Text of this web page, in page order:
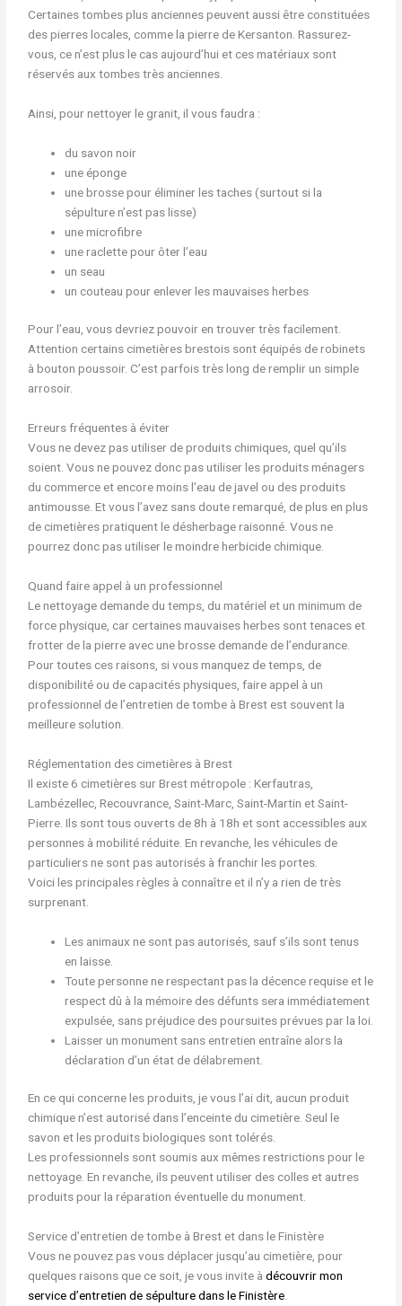
Certaines tombes plus anciennes peuvent aussi être constituées
des pierres locales, comme la pierre de Kersanton. Rassurez-
vous, ce n’est plus le cas aujourd’hui et ces matériaux sont
réservés aux tombes très anciennes.
Ainsi, pour nettoyer le granit, il vous faudra :
du savon noir
une éponge
une brosse pour éliminer les taches (surtout si la
sépulture n’est pas lisse)
une microfibre
une raclette pour ôter l’eau
un seau
un couteau pour enlever les mauvaises herbes
Pour l’eau, vous devriez pouvoir en trouver très facilement.
Attention certains cimetières brestois sont équipés de robinets
à bouton poussoir. C’est parfois très long de remplir un simple
arrosoir.
Erreurs fréquentes à éviter
Vous ne devez pas utiliser de produits chimiques, quel qu’ils
soient. Vous ne pouvez donc pas utiliser les produits ménagers
du commerce et encore moins l’eau de javel ou des produits
antimousse. Et vous l’avez sans doute remarqué, de plus en plus
de cimetières pratiquent le désherbage raisonné. Vous ne
pourrez donc pas utiliser le moindre herbicide chimique.
Quand faire appel à un professionnel
Le nettoyage demande du temps, du matériel et un minimum de
force physique, car certaines mauvaises herbes sont tenaces et
frotter de la pierre avec une brosse demande de l’endurance.
Pour toutes ces raisons, si vous manquez de temps, de
disponibilité ou de capacités physiques, faire appel à un
professionnel de l’entretien de tombe à Brest est souvent la
meilleure solution.
Réglementation des cimetières à Brest
Il existe 6 cimetières sur Brest métropole : Kerfautras,
Lambézellec, Recouvrance, Saint-Marc, Saint-Martin et Saint-
Pierre. Ils sont tous ouverts de 8h à 18h et sont accessibles aux
personnes à mobilité réduite. En revanche, les véhicules de
particuliers ne sont pas autorisés à franchir les portes.
Voici les principales règles à connaître et il n’y a rien de très
surprenant.
Les animaux ne sont pas autorisés, sauf s’ils sont tenus
en laisse.
Toute personne ne respectant pas la décence requise et le
respect dû à la mémoire des défunts sera immédiatement
expulsée, sans préjudice des poursuites prévues par la loi.
Laisser un monument sans entretien entraîne alors la
déclaration d’un état de délabrement.
En ce qui concerne les produits, je vous l’ai dit, aucun produit
chimique n’est autorisé dans l’enceinte du cimetière. Seul le
savon et les produits biologiques sont tolérés.
Les professionnels sont soumis aux mêmes restrictions pour le
nettoyage. En revanche, ils peuvent utiliser des colles et autres
produits pour la réparation éventuelle du monument.
Service d’entretien de tombe à Brest et dans le Finistère
Vous ne pouvez pas vous déplacer jusqu’au cimetière, pour
quelques raisons que ce soit, je vous invite àdécouvrir mon
service d’entretien de sépulture dans le Finistère.